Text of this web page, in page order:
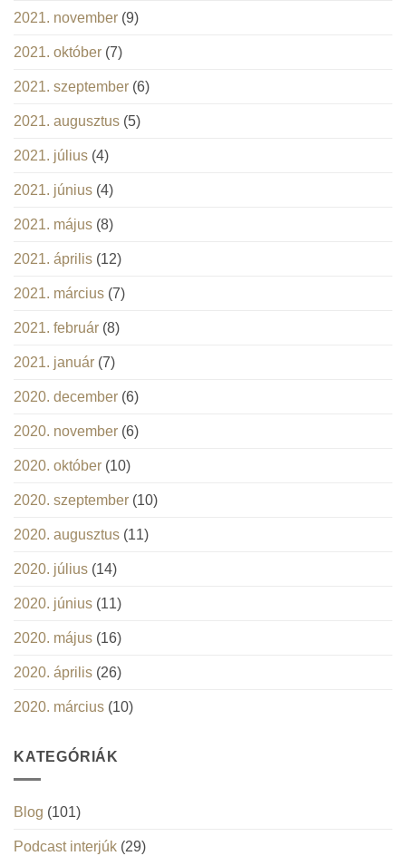
2021. november (9)
2021. október (7)
2021. szeptember (6)
2021. augusztus (5)
2021. július (4)
2021. június (4)
2021. május (8)
2021. április (12)
2021. március (7)
2021. február (8)
2021. január (7)
2020. december (6)
2020. november (6)
2020. október (10)
2020. szeptember (10)
2020. augusztus (11)
2020. július (14)
2020. június (11)
2020. május (16)
2020. április (26)
2020. március (10)
KATEGÓRIÁK
Blog (101)
Podcast interjúk (29)